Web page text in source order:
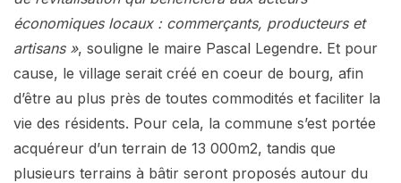
économiques locaux : commerçants, producteurs et
artisans », souligne le maire Pascal Legendre. Et pour
cause, le village serait créé en coeur de bourg, afin
d’être au plus près de toutes commodités et faciliter la
vie des résidents. Pour cela, la commune s’est portée
acquéreur d’un terrain de 13 000m2, tandis que
plusieurs terrains à bâtir seront proposés autour du